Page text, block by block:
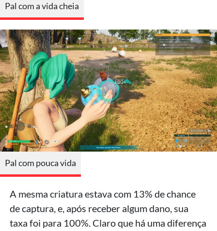
Pal com a vida cheia
Pal com pouca vida
A mesma criatura estava com 13% de chance
de captura, e, após receber algum dano, sua
taxa foi para 100%. Claro que há uma diferença